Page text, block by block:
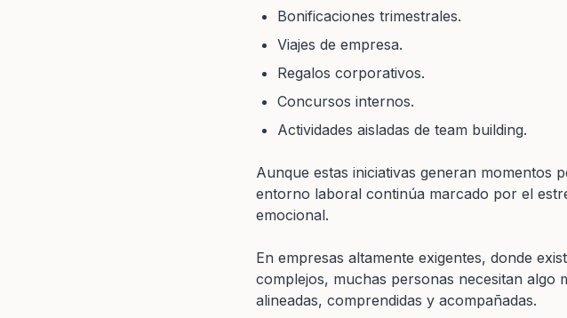
Bonificaciones trimestrales.
Viajes de empresa.
Regalos corporativos.
Concursos internos.
Actividades aisladas de team building.
Aunque estas iniciativas generan momentos
entorno laboral continúa marcado por el
emocional.
En empresas altamente exigentes, donde
complejos, muchas personas necesitan algo
alineadas, comprendidas y acompañadas.